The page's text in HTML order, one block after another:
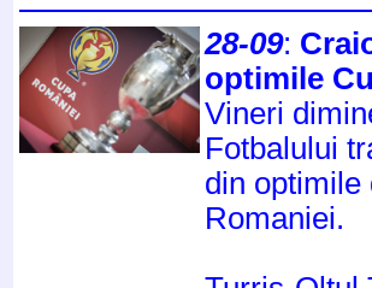
28-09:
optimile
Vineri
Fotbalului
din optimile
Romaniei.